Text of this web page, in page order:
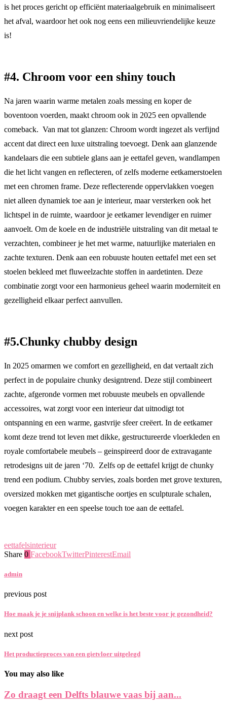
is het proces gericht op efficiënt materiaalgebruik en minimaliseert
het afval, waardoor het ook nog eens een milieuvriendelijke keuze
is!
#4. Chroom voor een shiny touch
Na jaren waarin warme metalen zoals messing en koper de
boventoon voerden, maakt chroom ook in 2025 een opvallende
comeback. Van mat tot glanzen: Chroom wordt ingezet als verfijnd
accent dat direct een luxe uitstraling toevoegt. Denk aan glanzende
kandelaars die een subtiele glans aan je eettafel geven, wandlampen
die het licht vangen en reflecteren, of zelfs moderne eetkamerstoelen
met een chromen frame. Deze reflecterende oppervlakken voegen
niet alleen dynamiek toe aan je interieur, maar versterken ook het
lichtspel in de ruimte, waardoor je eetkamer levendiger en ruimer
aanvoelt. Om de koele en de industriële uitstraling van dit metaal te
verzachten, combineer je het met warme, natuurlijke materialen en
zachte texturen. Denk aan een robuuste houten eettafel met een set
stoelen bekleed met fluweelzachte stoffen in aardetinten. Deze
combinatie zorgt voor een harmonieus geheel waarin moderniteit en
gezelligheid elkaar perfect aanvullen.
#5.Chunky chubby design
In 2025 omarmen we comfort en gezelligheid, en dat vertaalt zich
perfect in de populaire chunky designtrend. Deze stijl combineert
zachte, afgeronde vormen met robuuste meubels en opvallende
accessoires, wat zorgt voor een interieur dat uitnodigt tot
ontspanning en een warme, gastvrije sfeer creëert. In de eetkamer
komt deze trend tot leven met dikke, gestructureerde vloerkleden en
royale comfortabele meubels – geinspireerd door de extravagante
retrodesigns uit de jaren ‘70. Zelfs op de eettafel krijgt de chunky
trend een podium. Chubby servies, zoals borden met grove texturen,
oversized mokken met gigantische oortjes en sculpturale schalen,
voegen karakter en een speelse touch toe aan de eettafel.
eettafelsinterieur
Share 0 FacebookTwitterPinterestEmail
admin
previous post
Hoe maak je je snijplank schoon en welke is het beste voor je gezondheid?
next post
Het productieproces van een gietvloer uitgelegd
You may also like
Zo draagt een Delfts blauwe vaas bij aan...